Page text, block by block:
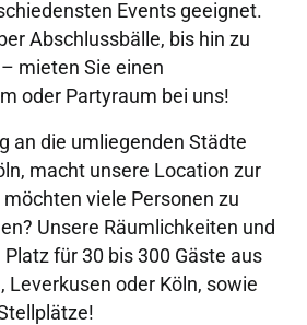
Events geeignet.
Abschlussbälle, bis hin zu
mieten Sie einen
oder Partyraum bei uns!
an die umliegenden Städte
macht unsere Location zur
viele Personen zu
Unsere Räumlichkeiten und
für 30 bis 300 Gäste aus
Leverkusen oder Köln, sowie